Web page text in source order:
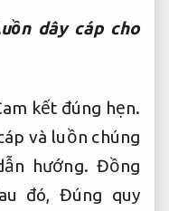
dây cáp cho
kết đúng hẹn.
và luồn chúng
hướng. Đồng
đó, Đúng quy